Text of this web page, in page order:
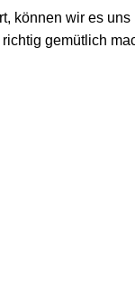
können wir es uns
gemütlich